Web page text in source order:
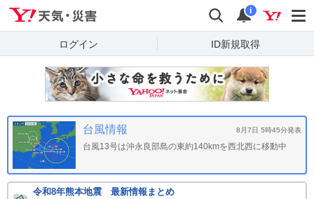
検索 通知
i
ログイン ID新規取得
台風情報 8月7日 5時45分発表
台風13号は沖永良部島の東約140kmを西北西に移動中
令和8年熊本地震 最新情報まとめ